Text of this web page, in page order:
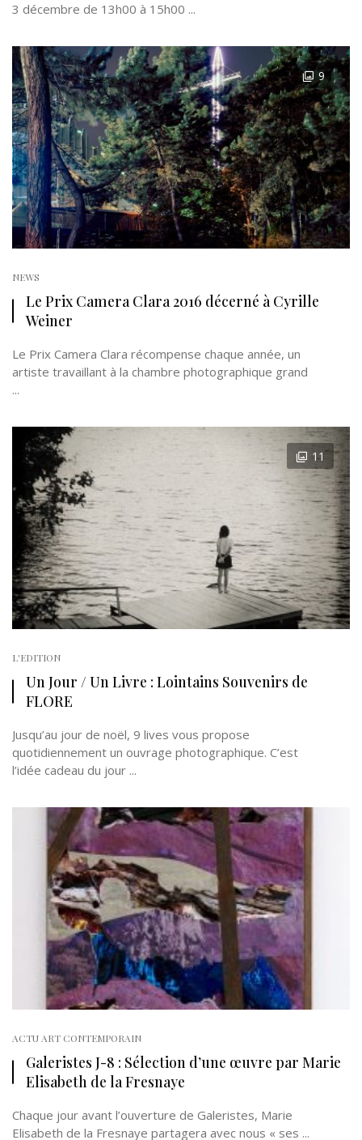
3 décembre de 13h00 à 15h00 ...
9
NEWS
Le Prix Camera Clara 2016 décerné à Cyrille
Weiner
Le Prix Camera Clara récompense chaque année, un
artiste travaillant à la chambre photographique grand
...
11
L'EDITION
Un Jour / Un Livre : Lointains Souvenirs de
FLORE
Jusqu’au jour de noël, 9 lives vous propose
quotidiennement un ouvrage photographique. C’est
l’idée cadeau du jour ...
ACTU ART CONTEMPORAIN
Galeristes J-8 : Sélection d’une œuvre par Marie
Elisabeth de la Fresnaye
Chaque jour avant l’ouverture de Galeristes, Marie
Elisabeth de la Fresnaye partagera avec nous « ses ...